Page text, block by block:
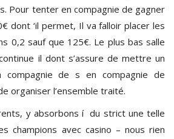
Pour tenter en compagnie de gagner
dont ‘il permet, Il va falloir placer les
0,2 sauf que 125€. Le plus bas salle
il dont s’assure de mettre un
de s en compagnie de
organiser l’ensemble traité.
y absorbons í du strict une telle
champions avec casino – nous rien